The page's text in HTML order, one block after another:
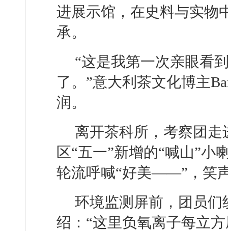
进展示馆，在史料与实物
承。
“这是我第一次亲眼看
了。”意大利茶文化博主
润。
离开茶科所，考察团
区“五一”新增的“喊山”小
轮流呼喊“好美——”，笑
环境监测屏前，团员
绍：“这里负氧离子每立